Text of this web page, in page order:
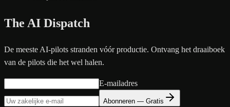
The AI Dispatch
De meeste AI-pilots stranden vóór productie. Ontvang het draaiboek
van de pilots die het wel halen.
E-mailadres
Abonneren — Gratis